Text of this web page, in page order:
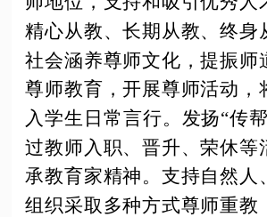
精心从教、长期从教、终身
社会涵养尊师文化，提振师
尊师教育，开展尊师活动，
入学生日常言行。发扬“传
过教师入职、晋升、荣休等
承教育家精神。支持自然人
组织采取多种方式尊师重教